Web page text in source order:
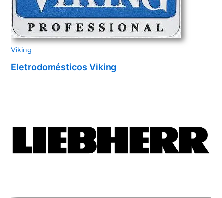
Viking
Eletrodomésticos Viking